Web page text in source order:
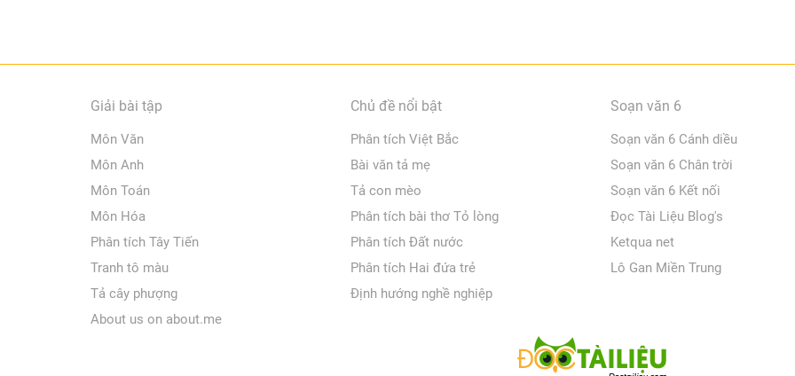
Giải bài tập
Môn Văn
Môn Anh
Môn Toán
Môn Hóa
Phân tích Tây Tiến
Tranh tô màu
Tả cây phượng
About us on about.me
Chủ đề nổi bật
Phân tích Việt Bắc
Bài văn tả mẹ
Tả con mèo
Phân tích bài thơ Tỏ lòng
Phân tích Đất nước
Phân tích Hai đứa trẻ
Định hướng nghề nghiệp
Soạn văn 6
Soạn văn 6 Cánh diều
Soạn văn 6 Chân trời
Soạn văn 6 Kết nối
Đọc Tài Liệu Blog's
Ketqua net
Lô Gan Miền Trung